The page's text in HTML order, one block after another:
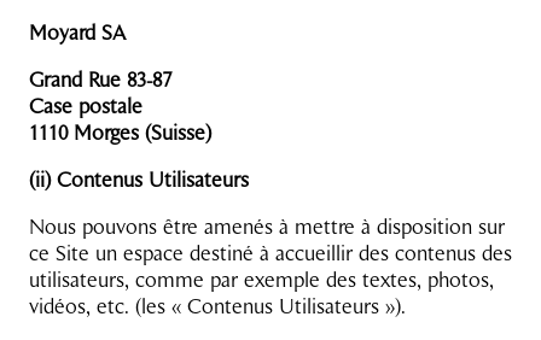
Moyard SA
Grand Rue 83-87
Case postale
1110 Morges (Suisse)
(ii) Contenus Utilisateurs
Nous pouvons être amenés à mettre à disposition sur
ce Site un espace destiné à accueillir des contenus des
utilisateurs, comme par exemple des textes, photos,
vidéos, etc. (les « Contenus Utilisateurs »).